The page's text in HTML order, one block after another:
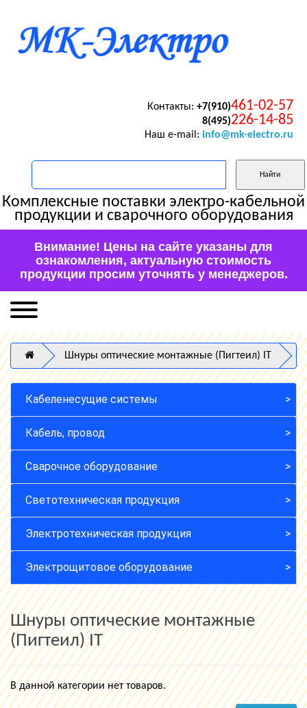
Контакты: +7(910)461-02-57
8(495)226-14-85
Наш e-mail: info@mk-electro.ru
Комплексные поставки электро-кабельной
продукции и сварочного оборудования
Внимание! Цены на сайте указаны для
ознакомления, актуальную стоимость
продукции просим уточнять у менеджеров.
Шнуры оптические монтажные (Пигтеил) IT
Кабеленесущие системы
Кабель, провод
Сварочное оборудование
Светотехническая продукция
Электротехническая продукция
Электрощитовое оборудование
Шнуры оптические монтажные
(Пигтеил) IT
В данной категории нет товаров.